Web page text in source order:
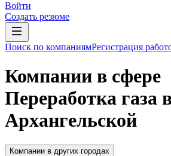
Войти
Создать резюме
Поиск по компаниямРегистрация
Компании в сфере
Переработка газа
Архангельской
Компании в других городах